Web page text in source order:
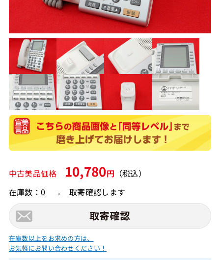
中古美品価格 10,780円 （税込）
在庫数：0 → 取寄確認します
在庫数以上をお求めの方は、
お気軽にお問い合わせください！